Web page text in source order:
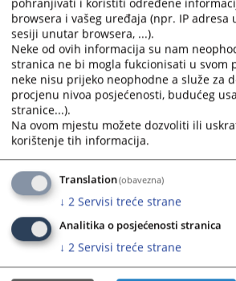
2002. godine, došlo je, pod vođstvom
pravosudne komisije, do
redovnih sudova, kao sastavnog
strategije reforme pravosuđa. U
smanjen je ukupan broj
dovedeno u pitanje opravdanost
suda u Žepču. Nakon sprovednog
donesena je odluka o opravdanosti
Općinskog suda u Žepču.
2005. godine kao rezultat navedenih
je Zakon o sudovima u Federaciji
(„Službene novine Federacije BiH broj
za područje Općine Žepče potvrđuje
nadležnost Općinskog suda u Žepču
pohranjivati i koristiti određene
browsera i vašeg uređaja (npr. IP adresa
sesiji unutar browsera, ...).
Neke od ovih informacija su nam
stranica ne bi mogla fukcionisati u svom
neke nisu prijeko neophodne a služe za
procjenu nivoa posjećenosti, budućeg
stranice...).
Na ovom mjestu možete dozvoliti ili
korištenje tih informacija.
Translation(obavezna)
↓ 2 Servisi treće strane
Analitika o posjećenosti stranica
↓ 2 Servisi treće strane